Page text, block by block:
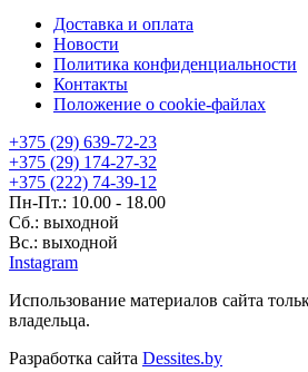
Доставка и оплата
Новости
Политика конфиденциальности
Контакты
Положение о cookie-файлах
+375 (29) 639-72-23
+375 (29) 174-27-32
+375 (222) 74-39-12
Пн-Пт.: 10.00 - 18.00
Сб.: выходной
Вс.: выходной
Instagram
Использование материалов сайта
владельца.
Разработка сайта Dessites.by